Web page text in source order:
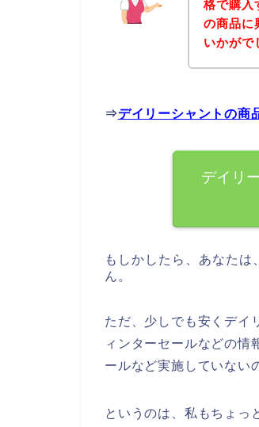
格で購入
の商品に
いかがで
⇒デイリーシャントの商
デイリ
もしかしたら、あなた
ん。
ただ、少しでも安くデイ
ィンターセールなどの情
ールなど実施していない
というのは、私もちょっ